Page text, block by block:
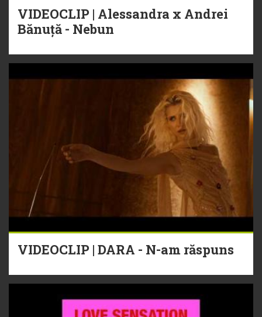
VIDEOCLIP | Alessandra x Andrei
Bănuță - Nebun
VIDEOCLIP | DARA - N-am răspuns